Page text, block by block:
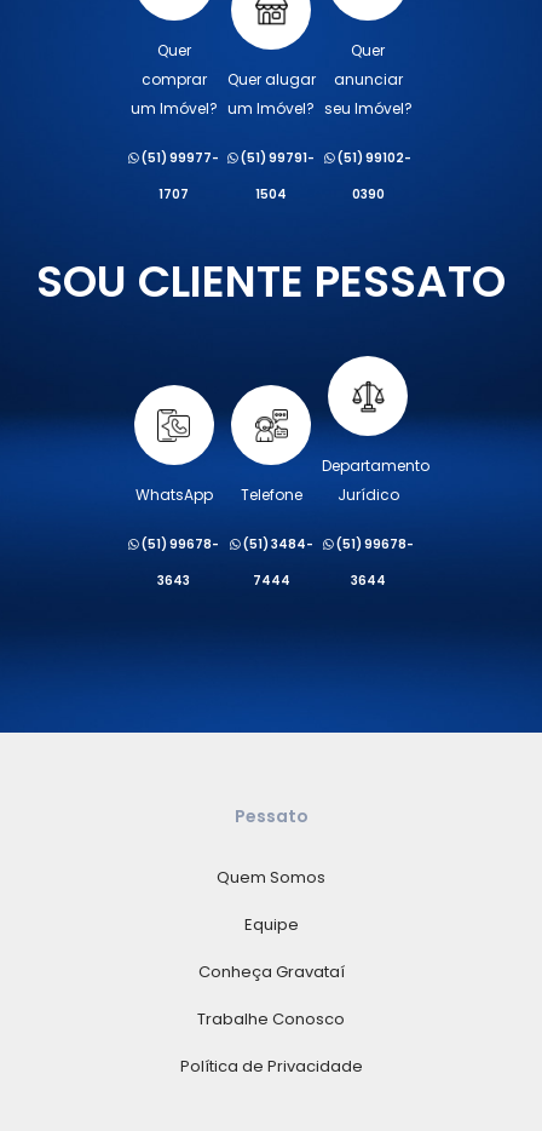
Quer
comprar
um Imóvel?
(51) 99977-
1707
Quer alugar
um Imóvel?
(51) 99791-
1504
Quer
anunciar
seu Imóvel?
(51) 99102-
0390
SOU CLIENTE PESSATO
WhatsApp
(51) 99678-
3643
Telefone
(51) 3484-
7444
Departamento
Jurídico
(51) 99678-
3644
Pessato
Quem Somos
Equipe
Conheça Gravataí
Trabalhe Conosco
Política de Privacidade